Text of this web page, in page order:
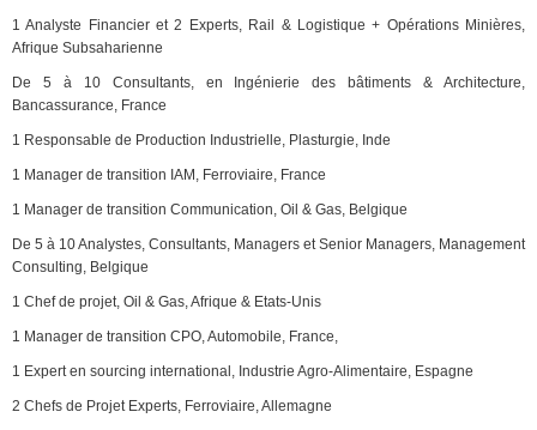
1 Analyste Financier et 2 Experts, Rail & Logistique + Opérations Minières,
Afrique Subsaharienne
De 5 à 10 Consultants, en Ingénierie des bâtiments & Architecture,
Bancassurance, France
1 Responsable de Production Industrielle, Plasturgie, Inde
1 Manager de transition IAM, Ferroviaire, France
1 Manager de transition Communication, Oil & Gas, Belgique
De 5 à 10 Analystes, Consultants, Managers et Senior Managers, Management
Consulting, Belgique
1 Chef de projet, Oil & Gas, Afrique & Etats-Unis
1 Manager de transition CPO, Automobile, France,
1 Expert en sourcing international, Industrie Agro-Alimentaire, Espagne
2 Chefs de Projet Experts, Ferroviaire, Allemagne